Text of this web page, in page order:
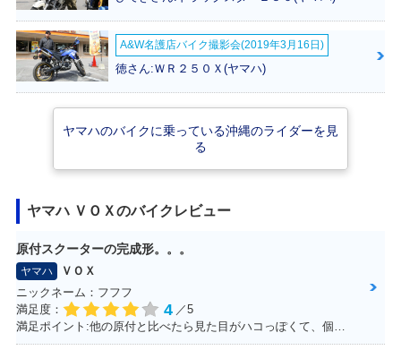
ナーチェンジ
UXE・マイナーチ
ェンジ
UXE・追加
ナーチェンジ
2006年 VOX・新登
A&W名護店バイク撮影会(2019年3月16日)
徳さん:ＷＲ２５０Ｘ(ヤマハ)
ヤマハのバイクに乗っている沖縄のライダーを見
る
ヤマハ ＶＯＸのバイクレビュー
原付スクーターの完成形。。。
ヤマハ
ＶＯＸ
ニックネーム：フフフ
満足度：
4 ／5